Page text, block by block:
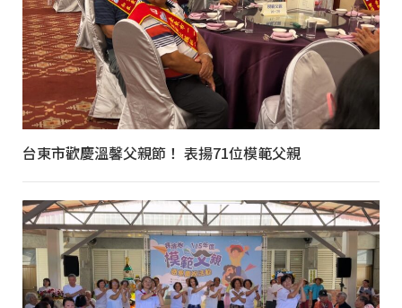
台東市歡慶溫馨父親節！ 表揚71位模範父親